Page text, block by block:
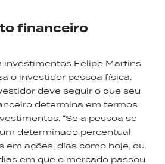
financeiro
investimentos Felipe Martins
o investidor pessoa física.
deve seguir o que seu
determina em termos
“Se a pessoa se
determinado percentual
em ações, dias como hoje, ou
em que o mercado passou